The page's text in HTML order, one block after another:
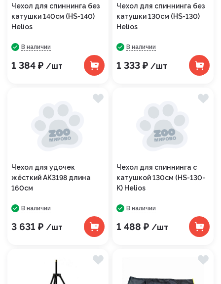
Чехол для спиннинга без
катушки 140см (HS-140)
Helios
В наличии
1 384 ₽ /шт
Чехол для спиннинга без
катушки 130см (HS-130)
Helios
В наличии
1 333 ₽ /шт
Чехол для удочек
жёсткий АК3198 длина
160см
В наличии
3 631 ₽ /шт
Чехол для спиннинга с
катушкой 130см (HS-130-
K) Helios
В наличии
1 488 ₽ /шт